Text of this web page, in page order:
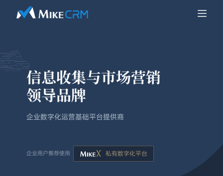
信息收集与市场营销
领导品牌
企业数字化运营基础平台提供商
企业用户推荐使用 私有数字化平台